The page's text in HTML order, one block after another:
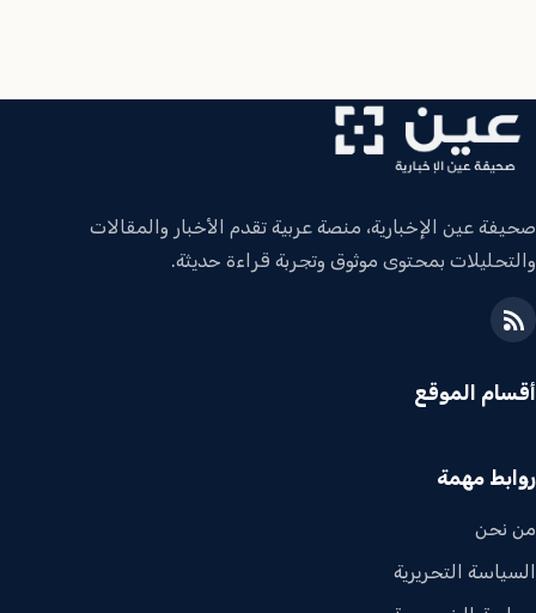
صحيفة عين الإخبارية، منصة عربية تقدم الأخبار والمقالات
والتحليلات بمحتوى موثوق وتجربة قراءة حديثة.
أقسام الموقع
روابط مهمة
من نحن
السياسة التحريرية